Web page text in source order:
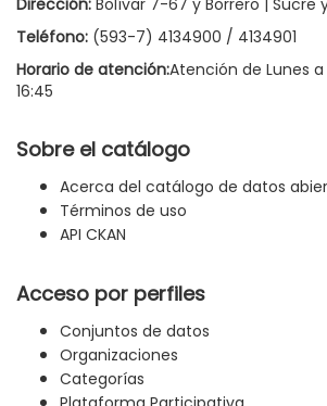
Teléfono: (593-7) 4134900 / 4134901
Horario de atención:Atención de Lunes
16:45
Sobre el catálogo
Acerca del catálogo de datos
Términos de uso
API CKAN
Acceso por perfiles
Conjuntos de datos
Organizaciones
Categorías